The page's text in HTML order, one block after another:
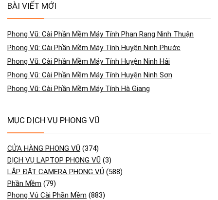
BÀI VIẾT MỚI
Phong Vũ: Cài Phần Mềm Máy Tính Phan Rang Ninh Thuận
Phong Vũ: Cài Phần Mềm Máy Tính Huyện Ninh Phước
Phong Vũ: Cài Phần Mềm Máy Tính Huyện Ninh Hải
Phong Vũ: Cài Phần Mềm Máy Tính Huyện Ninh Sơn
Phong Vũ: Cài Phần Mềm Máy Tính Hà Giang
MỤC DỊCH VỤ PHONG VŨ
CỬA HÀNG PHONG VŨ (374)
DỊCH VỤ LAPTOP PHONG VŨ (3)
LẮP ĐẶT CAMERA PHONG VỦ (588)
Phần Mềm (79)
Phong Vủ Cài Phần Mềm (883)